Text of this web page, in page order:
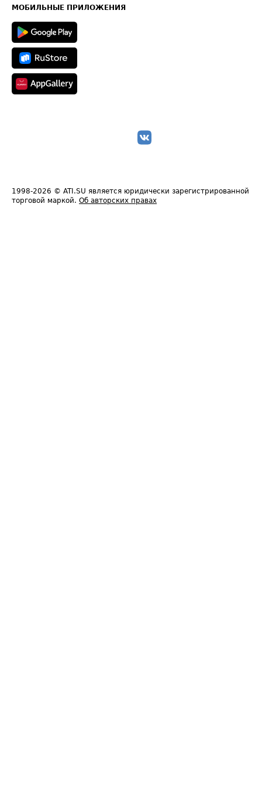
Техническая информация
МОБИЛЬНЫЕ ПРИЛОЖЕНИЯ
1998-2026 © ATI.SU является юридически зарегистрированной
торговой маркой. Об авторских правах